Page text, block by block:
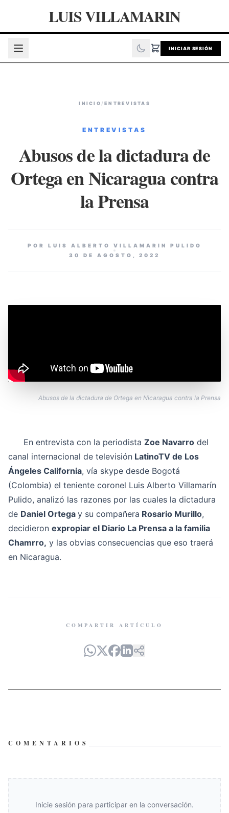
LUIS VILLAMARIN
INICIAR SESIÓN
INICIO / ENTREVISTAS
ENTREVISTAS
Abusos de la dictadura de
Ortega en Nicaragua contra
la Prensa
POR LUIS ALBERTO VILLAMARIN PULIDO
30 DE AGOSTO, 2022
Abusos de la dictadura de Ortega en Nicaragua contra la Prensa
En entrevista con la periodista Zoe Navarro del
canal internacional de televisión LatinoTV de Los
Ángeles California, vía skype desde Bogotá
(Colombia) el teniente coronel Luis Alberto Villamarín
Pulido, analizó las razones por las cuales la dictadura
de Daniel Ortega y su compañera Rosario Murillo,
decidieron expropiar el Diario La Prensa a la familia
Chamrro, y las obvias consecuencias que eso traerá
en Nicaragua.
COMPARTIR ARTÍCULO
COMENTARIOS
Inicie sesión para participar en la conversación.